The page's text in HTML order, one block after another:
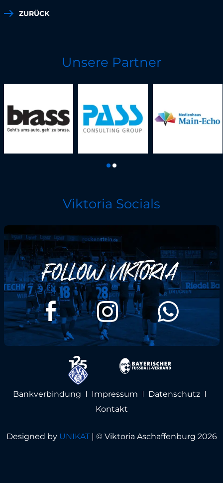
ZURÜCK
Unsere Partner
Viktoria Socials
Bankverbindung Impressum
Datenschutz
Kontakt
Designed by UNIKAT| © Viktoria Aschaffenburg 2026